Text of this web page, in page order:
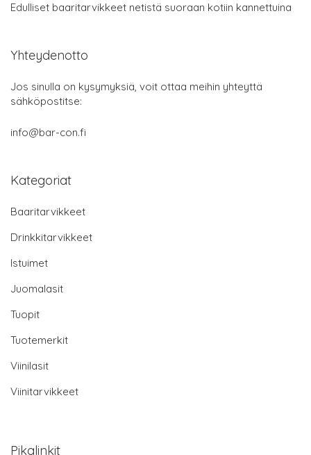
Edulliset baaritarvikkeet netistä suoraan kotiin kannettuina
Yhteydenotto
Jos sinulla on kysymyksiä, voit ottaa meihin yhteyttä
sähköpostitse:
info@bar-con.fi
Kategoriat
Baaritarvikkeet
Drinkkitarvikkeet
Istuimet
Juomalasit
Tuopit
Tuotemerkit
Viinilasit
Viinitarvikkeet
Pikalinkit